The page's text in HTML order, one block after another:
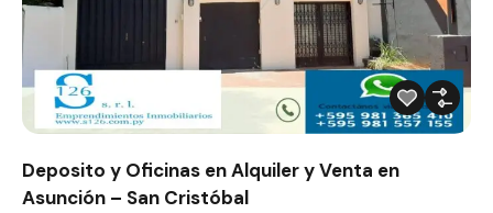
Deposito y Oficinas en Alquiler y Venta en
Asunción – San Cristóbal